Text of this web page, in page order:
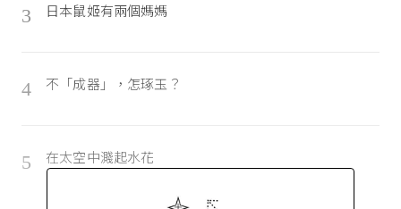
3 日本鼠姬有兩個媽媽
4 不「成器」，怎琢玉？
5 在太空中濺起水花